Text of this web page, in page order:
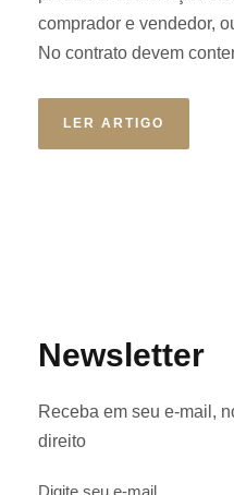
comprador e vendedor,
No contrato devem
LER ARTIGO
Newsletter
Receba em seu e-mail,
direito
Digite seu e-mail